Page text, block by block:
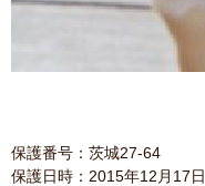
保護番号：茨城27-64
保護日時：2015年12月17日